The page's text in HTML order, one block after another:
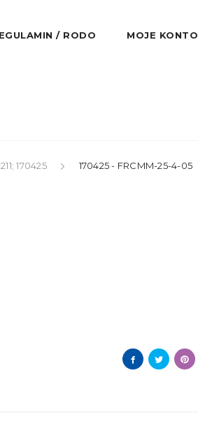
/ RODO MOJE KONTO
170425 170425 - FRCMM-25-4-05